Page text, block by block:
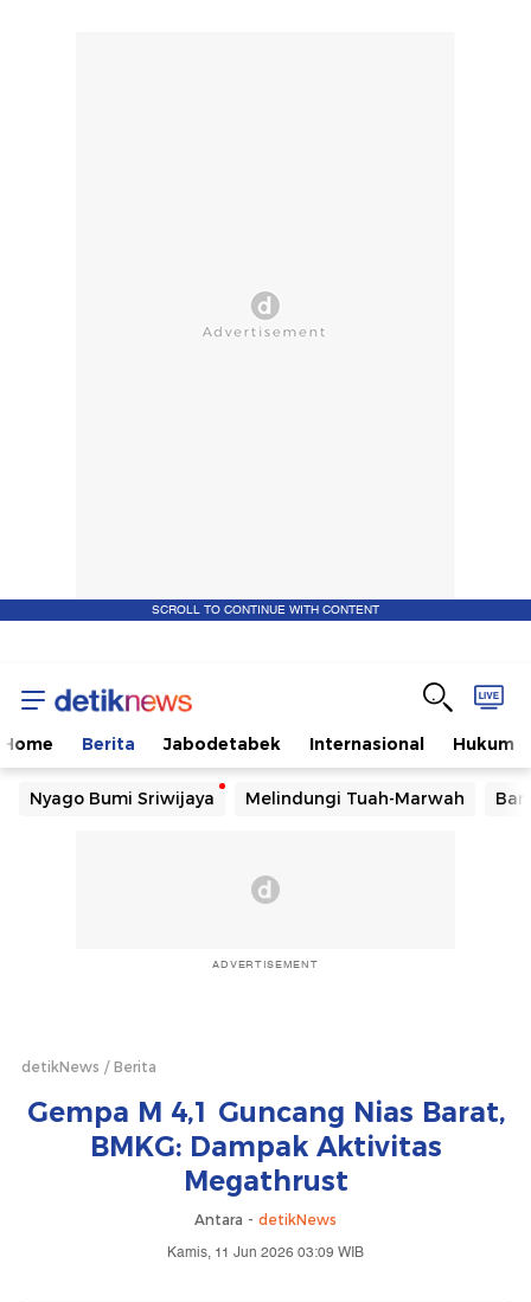
SCROLL TO CONTINUE WITH CONTENT
Home Berita Jabodetabek Internasional Hukum
Nyago Bumi Sriwijaya Melindungi Tuah-Marwah
ADVERTISEMENT
detikNews Berita
Gempa M 4,1 Guncang Nias Barat,
BMKG: Dampak Aktivitas
Megathrust
Antara - detikNews
Kamis, 11 Jun 2026 03:09 WIB